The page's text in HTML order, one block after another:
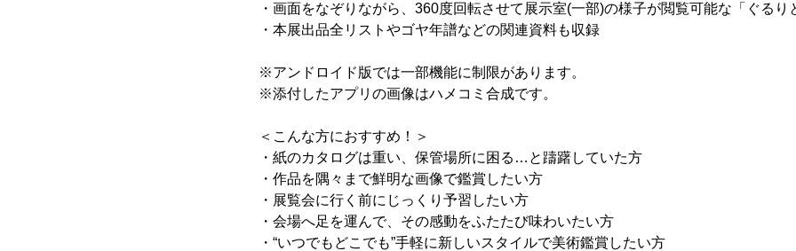
・画面をなぞりながら、360度回転させて展示室(一部)の様子が閲覧可能な「ぐる
・本展出品全リストやゴヤ年譜などの関連資料も収録
※アンドロイド版では一部機能に制限があります。
※添付したアプリの画像はハメコミ合成です。
＜こんな方におすすめ！＞
・紙のカタログは重い、保管場所に困る…と躊躇していた方
・作品を隅々まで鮮明な画像で鑑賞したい方
・展覧会に行く前にじっくり予習したい方
・会場へ足を運んで、その感動をふたたび味わいたい方
・“いつでもどこでも”手軽に新しいスタイルで美術鑑賞したい方